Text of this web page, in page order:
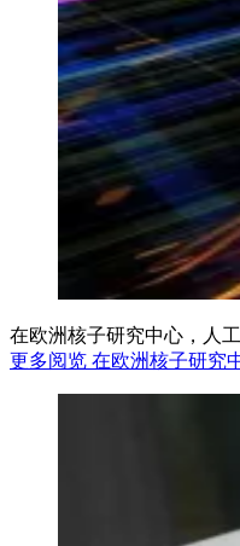
在欧洲核子研究中心，人
更多阅览 在欧洲核子研究